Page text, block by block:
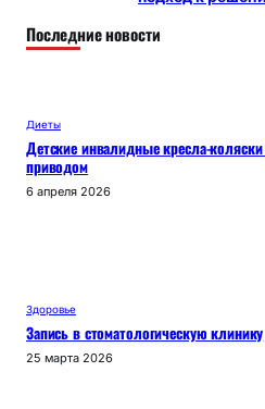
Последние новости
Диеты
Детские инвалидные кресла-
приводом
6 апреля 2026
Здоровье
Запись в стоматологическую клинику
25 марта 2026